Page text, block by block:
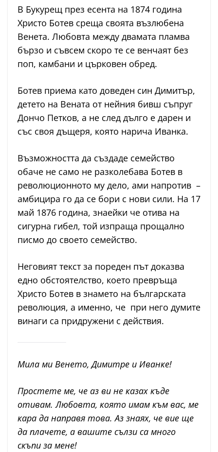
В Букурещ през есента на 1874 година
Христо Ботев среща своята възлюбена
Венета. Любовта между двамата пламва
бързо и съвсем скоро те се венчаят без
поп, камбани и църковен обред.
Ботев приема като доведен син Димитър,
детето на Вената от нейния бивш съпруг
Дончо Петков, а не след дълго е дарен и
със своя дъщеря, която нарича Иванка.
Възможността да създаде семейство
обаче не само не разколебава Ботев в
революционното му дело, ами напротив –
амбицира го да се бори с нови сили. На 17
май 1876 година, знаейки че отива на
сигурна гибел, той изпраща прощално
писмо до своето семейство.
Неговият текст за пореден път доказва
едно обстоятелство, което превръща
Христо Ботев в знамето на българската
революция, а именно, че при него думите
винаги са придружени с действия.
Мила ми Венето, Димитре и Иванке!
Простете ме, че аз ви не казах къде
отивам. Любовта, която имам към вас, ме
кара да направя това. Аз знаях, че вие ще
да плачете, а вашите сълзи са много
скъпи за мене!